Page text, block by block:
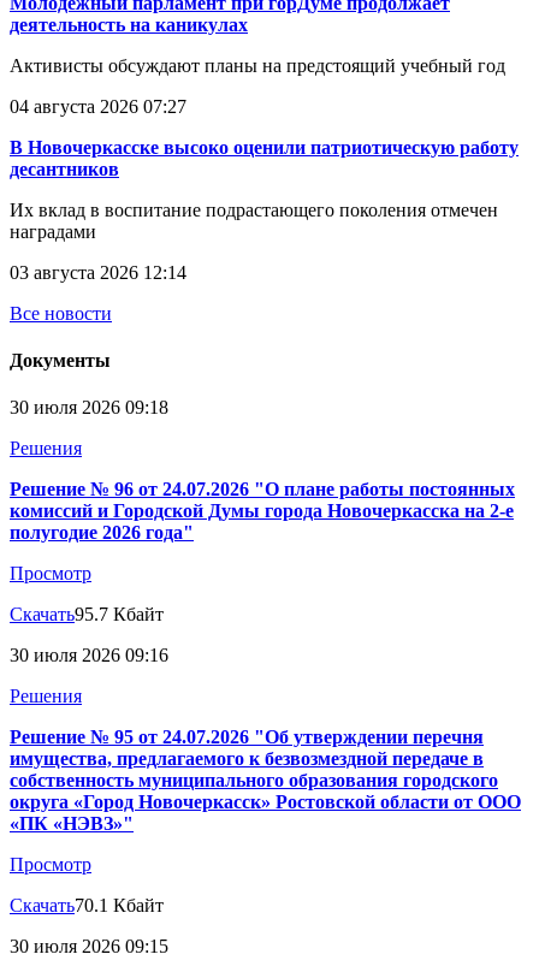
деятельность на каникулах
Активисты обсуждают планы на предстоящий учебный год
04 августа 2026 07:27
В Новочеркасске высоко оценили патриотическую работу
десантников
Их вклад в воспитание подрастающего поколения отмечен
наградами
03 августа 2026 12:14
Все новости
Документы
30 июля 2026 09:18
Решения
Решение № 96 от 24.07.2026 "О плане работы постоянных
комиссий и Городской Думы города Новочеркасска на 2-е
полугодие 2026 года"
Просмотр
Скачать95.7 Кбайт
30 июля 2026 09:16
Решения
Решение № 95 от 24.07.2026 "Об утверждении перечня
имущества, предлагаемого к безвозмездной передаче в
собственность муниципального образования городского
округа «Город Новочеркасск» Ростовской области от ООО
«ПК «НЭВЗ»"
Просмотр
Скачать70.1 Кбайт
30 июля 2026 09:15